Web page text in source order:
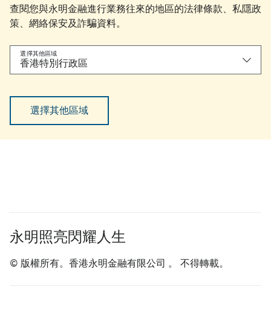
查閱您與永明金融進行業務往來的地區的法律條款、私隱政
策、網絡保安及詐騙資料。
選擇其他區域
香港特別行政區
選擇其他區域
永明照亮閃耀人生
© 版權所有。香港永明金融有限公司 。 不得轉載。